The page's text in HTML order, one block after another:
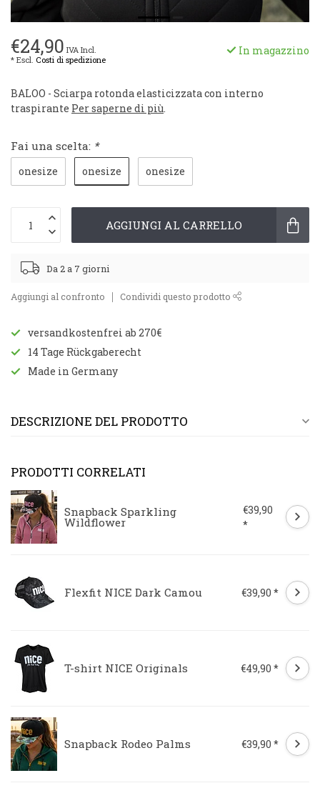
€24,90 IVA Incl.
* Escl. Costi di spedizione
In magazzino
BALOO - Sciarpa rotonda elasticizzata con interno
traspirante Per saperne di più.
Fai una scelta: *
onesize onesize onesize
AGGIUNGI AL CARRELLO
Da 2 a 7 giorni
Aggiungi al confronto Condividi questo prodotto
versandkostenfrei ab 270€
14 Tage Rückgaberecht
Made in Germany
DESCRIZIONE DEL PRODOTTO
PRODOTTI CORRELATI
Snapback Sparkling
Wildflower
€39,90
*
Flexfit NICE Dark Camou €39,90 *
T-shirt NICE Originals €49,90 *
Snapback Rodeo Palms €39,90 *